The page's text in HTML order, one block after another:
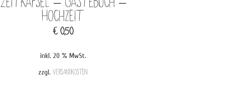
Hochzeit
€ 0,50
inkl. 20 % MwSt.
zzgl.Versandkosten